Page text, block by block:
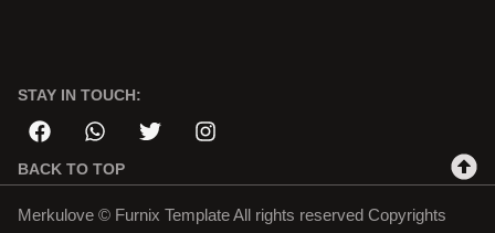
STAY IN TOUCH:
BACK TO TOP
Merkulove © Furnix Template All rights reserved Copyrights